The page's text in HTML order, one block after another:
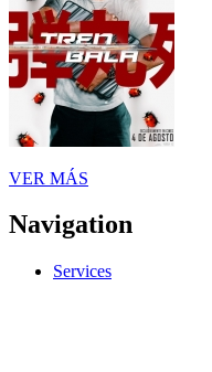
VER MÁS
Navigation
Services